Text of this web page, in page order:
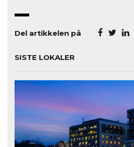
Del artikkelen på
SISTE LOKALER